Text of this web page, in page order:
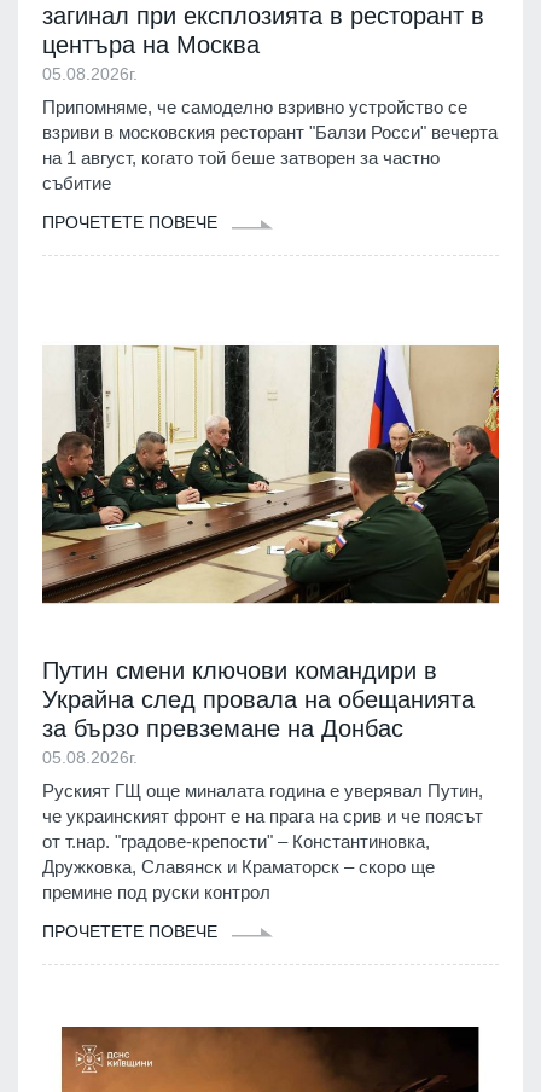
загинал при експлозията в ресторант в
центъра на Москва
05.08.2026г.
Припомняме, че самоделно взривно устройство се
взриви в московския ресторант "Балзи Росси" вечерта
на 1 август, когато той беше затворен за частно
събитие
ПРОЧЕТЕТЕ ПОВЕЧЕ
Путин смени ключови командири в
Украйна след провала на обещанията
за бързо превземане на Донбас
05.08.2026г.
Руският ГЩ още миналата година е уверявал Путин,
че украинският фронт е на прага на срив и че поясът
от т.нар. "градове-крепости" – Константиновка,
Дружковка, Славянск и Краматорск – скоро ще
премине под руски контрол
ПРОЧЕТЕТЕ ПОВЕЧЕ